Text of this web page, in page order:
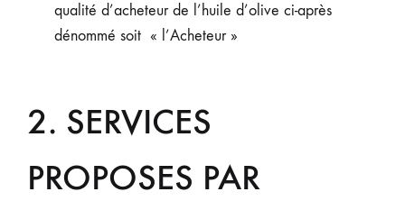
qualité d’acheteur de l’huile d’olive ci-après
dénommé soit « l’Acheteur »
2. SERVICES
PROPOSES PAR